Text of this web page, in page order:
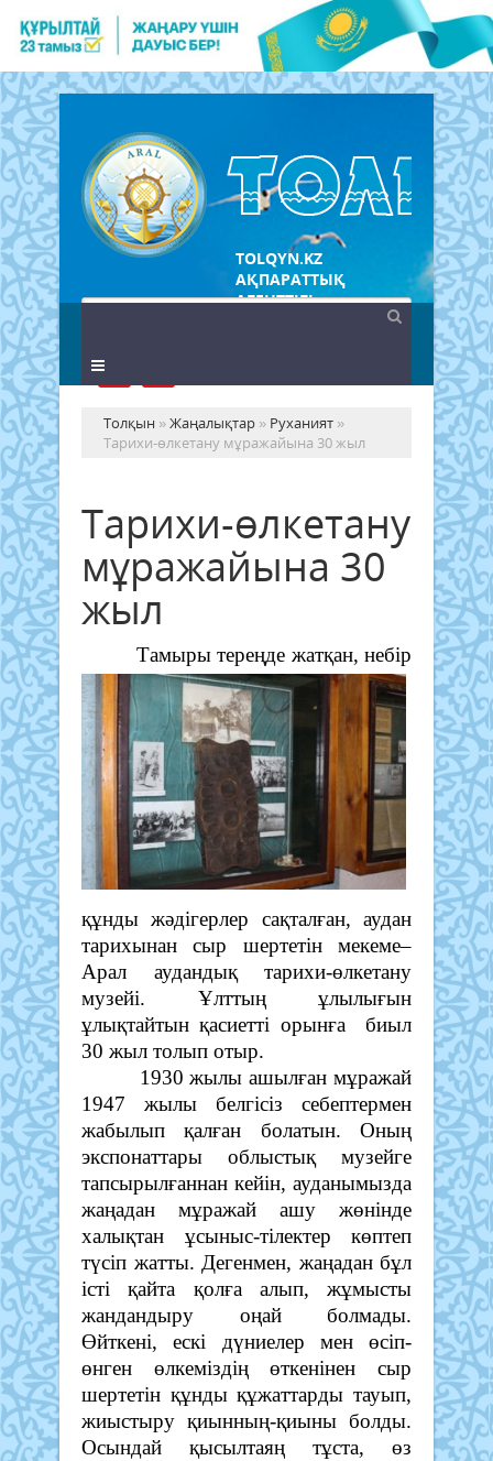
TOLQYN.KZ
АҚПАРАТТЫҚ
АГЕНТТІГІ
Толқын »Жаңалықтар » Руханият »
Тарихи-өлкетану мұражайына 30 жыл
Тарихи-өлкетану
мұражайына 30
жыл
Тамыры тереңде жатқан, небір
құнды жәдігерлер сақталған, аудан
тарихынан сыр шертетін мекеме–
Арал аудандық тарихи-өлкетану
музейі. Ұлттың ұлылығын
ұлықтайтын қасиетті орынға биыл
30 жыл толып отыр.
1930 жылы ашылған мұражай
1947 жылы белгісіз себептермен
жабылып қалған болатын. Оның
экспонаттары облыстық музейге
тапсырылғаннан кейін, ауданымызда
жаңадан мұражай ашу жөнінде
халықтан ұсыныс-тілектер көптеп
түсіп жатты. Дегенмен, жаңадан бұл
істі қайта қолға алып, жұмысты
жандандыру оңай болмады.
Өйткені, ескі дүниелер мен өсіп-
өнген өлкеміздің өткенінен сыр
шертетін құнды құжаттарды тауып,
жиыстыру қиынның-қиыны болды.
Осындай қысылтаяң тұста, өз